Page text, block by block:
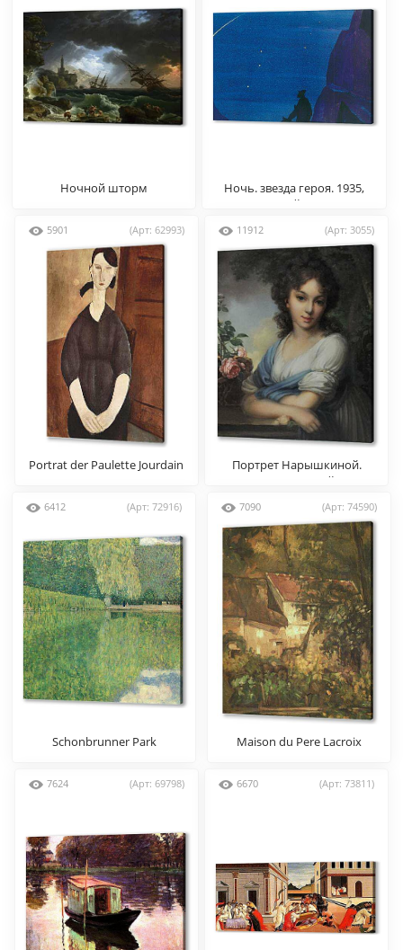
Ночной шторм
Ночь. звезда героя. 1935,
Николай Рерих
5901 (Арт: 62993)
Portrat der Paulette Jourdain
11912 (Арт: 3055)
Портрет Нарышкиной.
Боровиковский В.
6412 (Арт: 72916)
Schonbrunner Park
7090 (Арт: 74590)
Maison du Pere Lacroix
7624 (Арт: 69798) 6670 (Арт: 73811)